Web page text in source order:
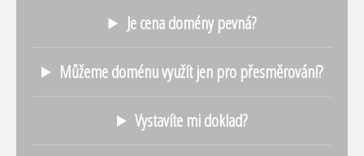
Je cena domény pevná?
Můžeme doménu využít jen pro přesměrování?
Vystavíte mi doklad?